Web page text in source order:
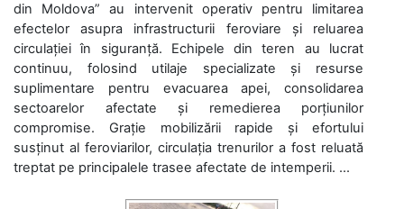
din Moldova” au intervenit operativ pentru limitarea
efectelor asupra infrastructurii feroviare și reluarea
circulației în siguranță. Echipele din teren au lucrat
continuu, folosind utilaje specializate și resurse
suplimentare pentru evacuarea apei, consolidarea
sectoarelor afectate și remedierea porțiunilor
compromise. Grație mobilizării rapide și efortului
susținut al feroviarilor, circulația trenurilor a fost reluată
treptat pe principalele trasee afectate de intemperii. ...